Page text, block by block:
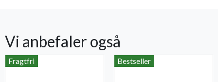
Vi anbefaler også
Fragtfri Bestseller